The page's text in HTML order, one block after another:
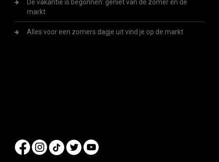
De vakantie is begonnen: geniet van de zomer én de
markt
Alles voor een zomers dagje uit vind je op de markt